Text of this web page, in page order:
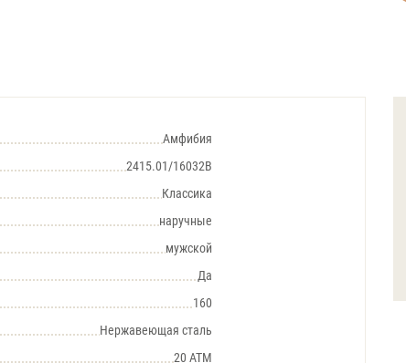
Амфибия
2415.01/16032В
Классика
наручные
мужской
Да
160
Нержавеющая сталь
20 АТМ